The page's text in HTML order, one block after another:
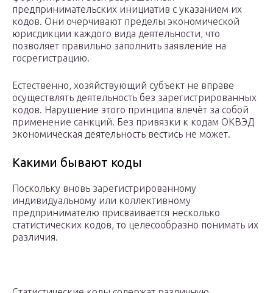
предпринимательских инициатив с указанием их
кодов. Они очерчивают пределы экономической
юрисдикции каждого вида деятельности, что
позволяет правильно заполнить заявление на
госрегистрацию.
Естественно, хозяйствующий субъект не вправе
осуществлять деятельность без зарегистрированных
кодов. Нарушение этого принципа влечёт за собой
применение санкций. Без привязки к кодам ОКВЭД
экономическая деятельность вестись не может.
Какими бывают коды
Поскольку вновь зарегистрированному
индивидуальному или коллективному
предпринимателю присваивается несколько
статистических кодов, то целесообразно понимать их
различия.